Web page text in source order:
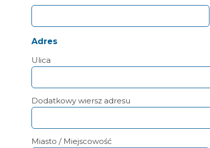
Adres
Ulica
Dodatkowy wiersz adresu
Miasto / Miejscowość